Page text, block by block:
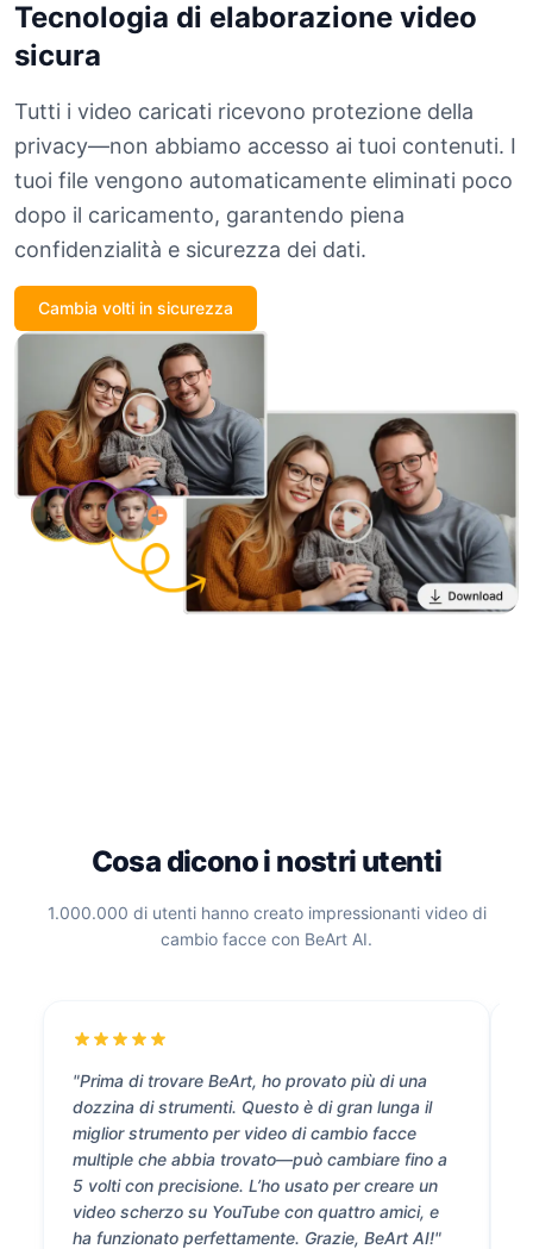
Tecnologia di elaborazione video
sicura
Tutti i video caricati ricevono protezione della
privacy—non abbiamo accesso ai tuoi contenuti. I
tuoi file vengono automaticamente eliminati poco
dopo il caricamento, garantendo piena
confidenzialità e sicurezza dei dati.
Cambia volti in sicurezza
Cosa dicono i nostri utenti
1.000.000 di utenti hanno creato impressionanti video di
cambio facce con BeArt AI.
"Prima di trovare BeArt, ho provato più di una
dozzina di strumenti. Questo è di gran lunga il
miglior strumento per video di cambio facce
multiple che abbia trovato—può cambiare fino a
5 volti con precisione. L’ho usato per creare un
video scherzo su YouTube con quattro amici, e
ha funzionato perfettamente. Grazie, BeArt AI!"